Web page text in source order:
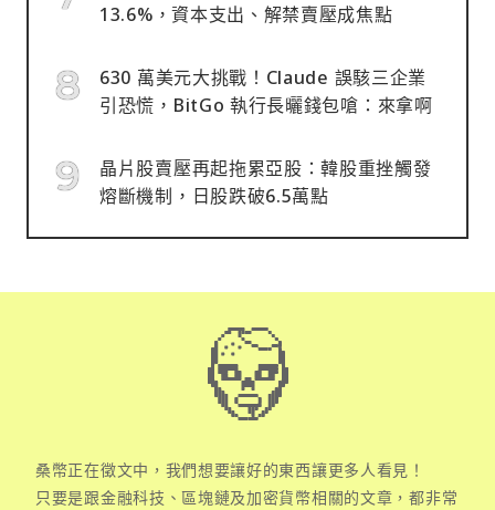
13.6%，資本支出、解禁賣壓成焦點
630 萬美元大挑戰！Claude 誤駭三企業
引恐慌，BitGo 執行長曬錢包嗆：來拿啊
晶片股賣壓再起拖累亞股：韓股重挫觸發
熔斷機制，日股跌破6.5萬點
桑幣正在徵文中，我們想要讓好的東西讓更多人看見！
只要是跟金融科技、區塊鏈及加密貨幣相關的文章，都非常